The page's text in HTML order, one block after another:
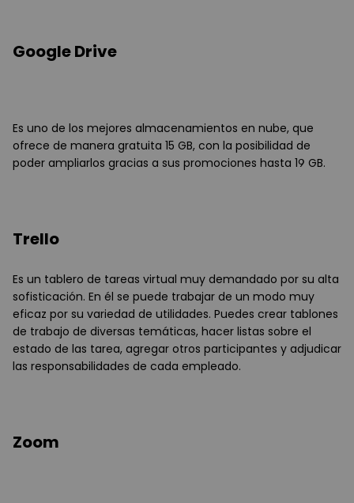
Google Drive
Es uno de los mejores almacenamientos en nube, que
ofrece de manera gratuita 15 GB, con la posibilidad de
poder ampliarlos gracias a sus promociones hasta 19 GB.
Trello
Es un tablero de tareas virtual muy demandado por su alta
sofisticación. En él se puede trabajar de un modo muy
eficaz por su variedad de utilidades. Puedes crear tablones
de trabajo de diversas temáticas, hacer listas sobre el
estado de las tarea, agregar otros participantes y adjudicar
las responsabilidades de cada empleado.
Zoom